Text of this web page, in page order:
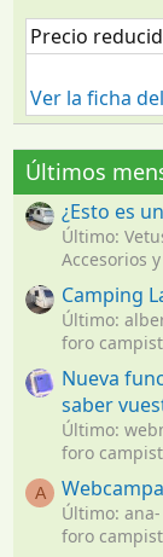
Precio
Ver la ficha
Últimos
¿Esto es
Último:
Accesorios
Camping
Último:
foro
Nueva
saber
Último:
foro
A
Último: ana-
foro